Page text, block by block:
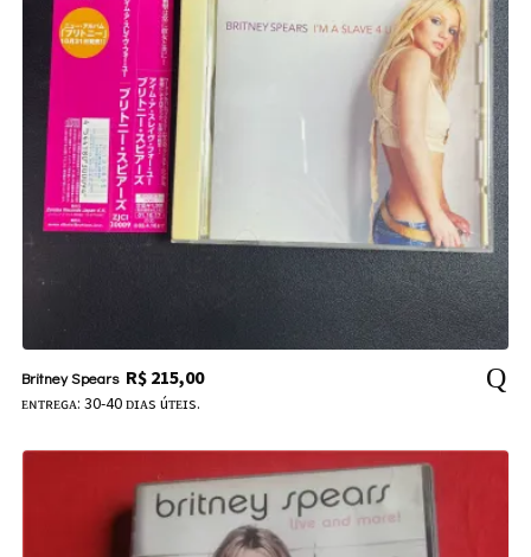
Britney Spears R$215,00
ᴇɴᴛʀᴇɢᴀ: 30-40 ᴅɪᴀs úᴛᴇɪs.